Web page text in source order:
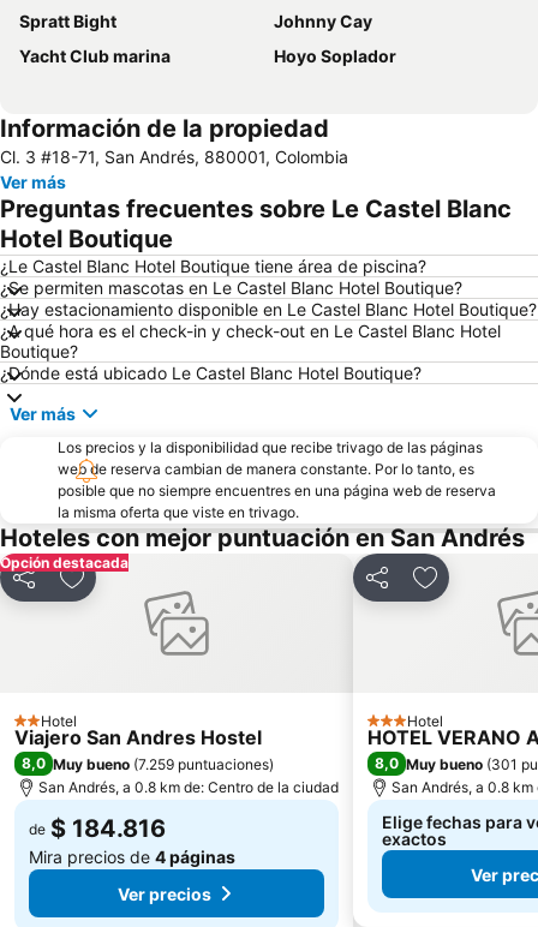
Spratt Bight
Johnny Cay
Yacht Club marina
Hoyo Soplador
Información de la propiedad
Cl. 3 #18-71, San Andrés, 880001, Colombia
Ver más
Preguntas frecuentes sobre Le Castel Blanc
Hotel Boutique
¿Le Castel Blanc Hotel Boutique tiene área de piscina?
¿Se permiten mascotas en Le Castel Blanc Hotel Boutique?
¿Hay estacionamiento disponible en Le Castel Blanc Hotel Boutique?
¿A qué hora es el check-in y check-out en Le Castel Blanc Hotel
Boutique?
¿Dónde está ubicado Le Castel Blanc Hotel Boutique?
Ver más
Los precios y la disponibilidad que recibe trivago de las páginas
web de reserva cambian de manera constante. Por lo tanto, es
posible que no siempre encuentres en una página web de reserva
la misma oferta que viste en trivago.
Hoteles con mejor puntuación en San Andrés
Opción destacada
CompartirAgregar a favoritos
2 Estrellas
Hotel
Viajero San Andres Hostel
8,0 Muy bueno (7.259 puntuaciones)
San Andrés, a 0.8 km de: Centro de la ciudad
de $ 184.816
Mira precios de 4 páginas
Ver precios
CompartirAgregar a
3 Estrellas
Hotel
HOTEL VERANO
8,0 Muy bueno (301
San Andrés, a 0.8
Elige fechas para
exactos
Ver